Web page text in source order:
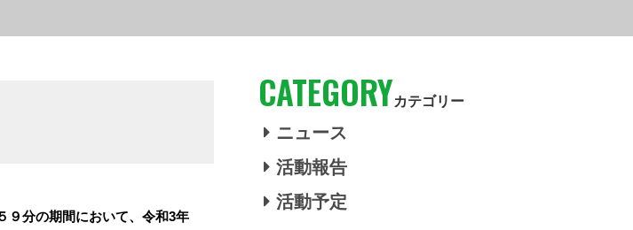
分の期間において、令和3年
CATEGORYカテゴリー
ニュース
活動報告
活動予定